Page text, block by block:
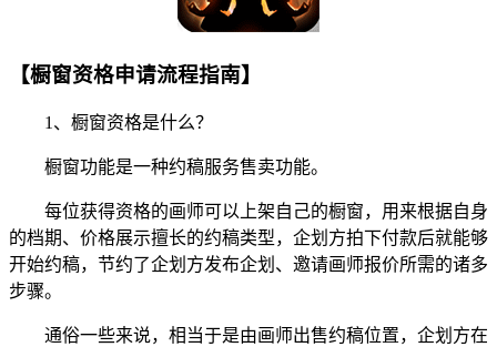
【橱窗资格申请流程指南】
1、橱窗资格是什么？
橱窗功能是一种约稿服务售卖功能。
每位获得资格的画师可以上架自己的橱窗，用来根据自身
的档期、价格展示擅长的约稿类型，企划方拍下付款后就能够
开始约稿，节约了企划方发布企划、邀请画师报价所需的诸多
步骤。
通俗一些来说，相当于是由画师出售约稿位置，企划方在